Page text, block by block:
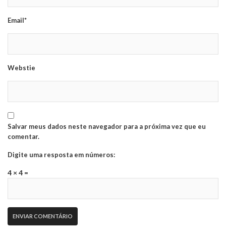
Email*
Webstie
Salvar meus dados neste navegador para a próxima vez que eu
comentar.
Digite uma resposta em números:
4 × 4 =